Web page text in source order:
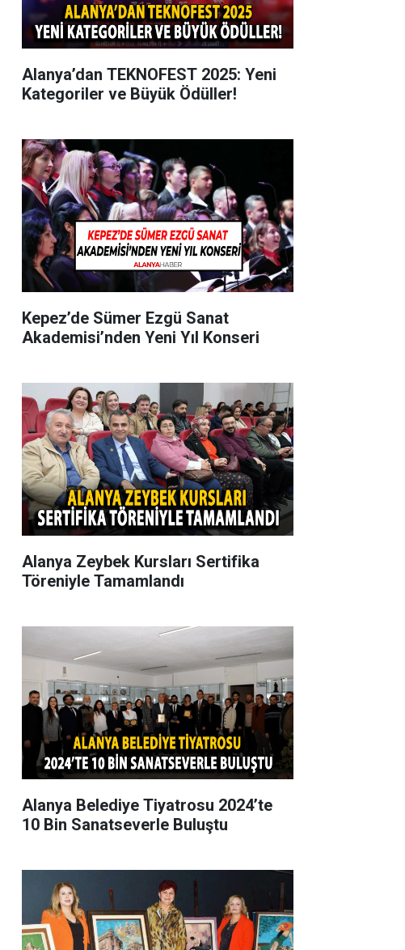
Alanya’dan TEKNOFEST 2025: Yeni
Kategoriler ve Büyük Ödüller!
Kepez’de Sümer Ezgü Sanat
Akademisi’nden Yeni Yıl Konseri
Alanya Zeybek Kursları Sertifika
Töreniyle Tamamlandı
Alanya Belediye Tiyatrosu 2024’te
10 Bin Sanatseverle Buluştu